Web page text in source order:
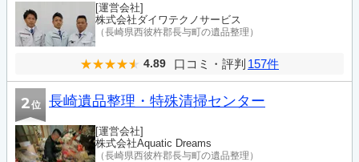
[運営会社]
株式会社ダイワテクノサービス
（長崎県西彼杵郡長与町の遺品整理）
4.89 口コミ・評判 157件
2位 長崎遺品整理・特殊清掃センター
[運営会社]
株式会社Aquatic Dreams
（長崎県西彼杵郡長与町の遺品整理）